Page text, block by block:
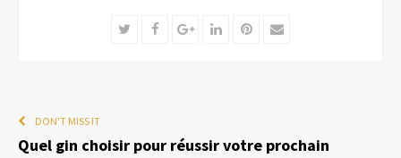
TwitterFacebookGoogle+LinkedInPinterest
Email
DON'T MISS IT
Quel gin choisir pour réussir votre prochain